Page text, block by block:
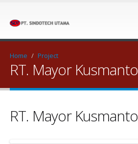
Home / Project
RT. Mayor Kusmanto
RT. Mayor Kusmanto